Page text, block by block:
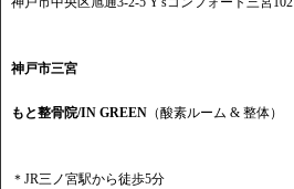
神戸市三宮
もと整骨院/IN GREEN （酸素ルーム & 整体）
＊JR三ノ宮駅から徒歩5分